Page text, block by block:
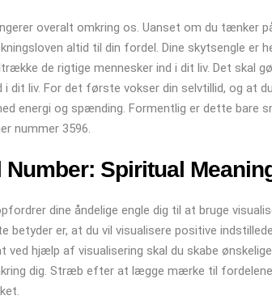
overalt omkring os. Uanset om du tænker
altid til din fordel. Dine skytsengle er
de rigtige mennesker ind i dit liv. Det skal
i dit liv. For det første vokser din selvtillid, og at
energi og spænding. Formentlig er dette bare
nummer 3596.
Number: Spiritual
dine åndelige engle dig til at bruge
betyder er, at du vil visualisere positive
ved hjælp af visualisering skal du skabe
dig. Stræb efter at lægge mærke til